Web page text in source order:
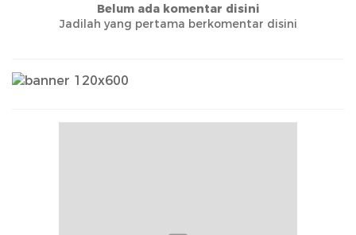
Belum ada komentar disini
Jadilah yang pertama berkomentar disini